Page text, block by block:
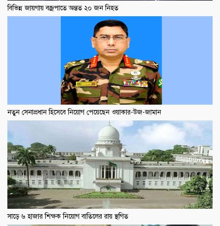
বিভিন্ন জায়গায় বজ্রপাতে অন্তত ২০ জন নিহত
নতুন সেনাপ্রধান হিসেবে নিয়োগ পেয়েছেন ওয়াকার-উজ-জামান
সাড়ে ৬ হাজার শিক্ষক নিয়োগ বাতিলের রায় স্থগিত